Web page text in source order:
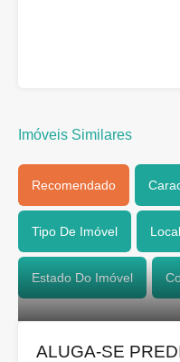
Imóveis Similares
Recomendado
Tipo De Imóvel
Estado Do Imóvel
ALUGA-SE